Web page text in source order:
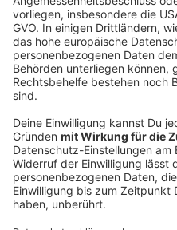
Verfassungsschutz
Abgeordneten Nolte
Auf die AfD hat der
Inzwischen steht in